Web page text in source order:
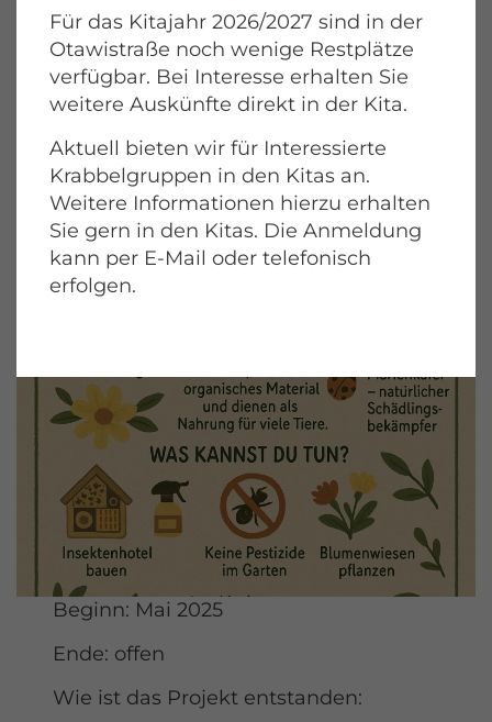
Beginn: Mai 2025
Ende: offen
Wie ist das Projekt entstanden:
Für das Kitajahr 2026/2027 sind in der
Otawistraße noch wenige Restplätze
verfügbar. Bei Interesse erhalten Sie
weitere Auskünfte direkt in der Kita.
Aktuell bieten wir für Interessierte
Krabbelgruppen in den Kitas an.
Weitere Informationen hierzu erhalten
Sie gern in den Kitas. Die Anmeldung
kann per E-Mail oder telefonisch
erfolgen.